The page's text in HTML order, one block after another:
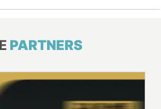
PARTNERS